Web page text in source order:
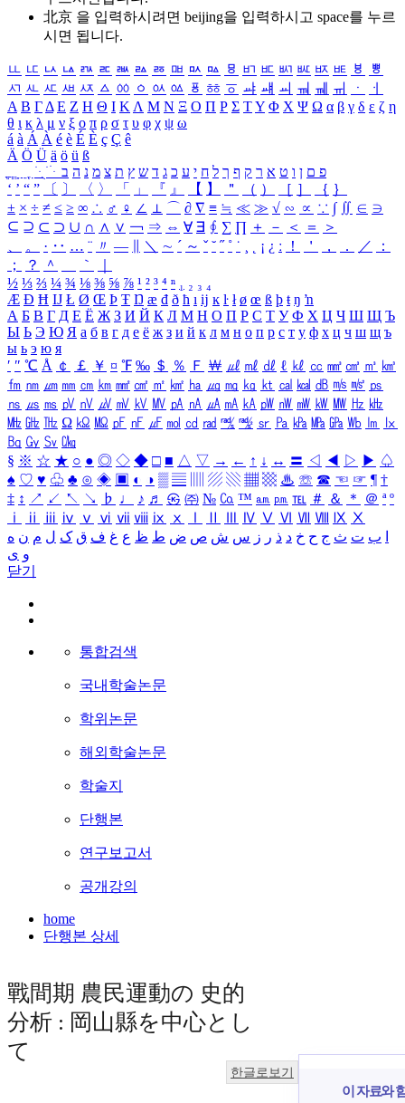
北京 을 입력하시려면 beijing을 입력하시고 space를 누르
시면 됩니다.
ㅥ ㅦ ㅧ ㅨ ㅩ ㅪ ㅫ ㅬ ㅭ ㅮ ㅯ ㅰ ㅱ ㅲ ㅳ ㅴ ㅵ ㅶ ㅷ ㅸ
ㅹ
ㅺ ㅻ ㅼ ㅽ ㅾ ㅿ ㆀ ㆁ ㆂ ㆃ ㆄ ㆅ ㆆ ㆇ ㆈ ㆉ ㆊ ㆋ ㆌ ㆍ
ㆎ
Α Β ΓΔ Ε Ζ Η Θ Ι ΚΛ Μ Ν Ξ Ο Π Ρ Σ ΤΥ Φ Χ Ψ Ω α β γ δ ε ζ η
θ ι κ λ μ ν ξ ο π ρ σ τ υ φ χ ψ ω
á à Á À é è É È ç Ç ê
Ä Ö Ü ä ö ü ß
ִֶֹ ֻּ ׁׂ פ ם ן ו ט א ר ק ף ך ל ח י ע כ ג ד ש ץ ת צ מ נ ה ב
‘ ’ “ ” 〔 〕 〈 〉 「 」 『 』 【 】 ＂ （ ） ［ ］ ｛ ｝
± × ÷ ≠ ≤ ≥ ∞ ∴ ♂ ♀ ∠ ⊥ ⌒ ∂ ∇ ≡ ≒ ≪ ≫ √ ∽ ∝ ∵ ∫ ∬ ∈ ∋
⊆ ⊇ ⊂ ⊃ ∪ ∩ ∧ ∨ ￢ ⇒ ⇔ ∀ ∃ ∮ ∑ ∏ ＋ － ＜ ＝
＞
、
。 · ‥ … ¨ 〃 ― ＼ ∼ ´ ～ ˇ ˘ ˝ ˚ ˙ ¸ ¡ ¿ ː ！ ＇ ， ． ／
：
；
？ ＾ ｀
½ ⅓ ⅔ ¼ ¾ ⅛ ⅜ ⅝ ⅞ ¹ ² ³ ⁴ ⁿ ₁ ₂ ₃ ₄
Æ Ð Ħ Ĳ Ł Ø Œ Þ Ŧ Ŋ æ đ ð ħ ı ĳ ĸ ŀ ł ø œ ß þ ŧ ŋ ŉ
А Б В Г Д Е Ё Ж З И Й К Л М Н О П Р С Т У Ф Х Ц Ч Ш Щ Ъ
Ы Ь Э Ю Я а б в г д е ё ж з и й к л м н о п р с т у ф х ц ч ш щ ъ
ы ь э ю я
′ ″ ℃ Å ￠ ￡ ￥ ¤ ℉ ‰ ＄ ％ Ｆ ￦ ㎕ ㎖ ㎗ ℓ ㎘ ㏄ ㎣ ㎤ ㎥ ㎦
㎙ ㎚ ㎛ ㎜ ㎝ ㎞ ㎟ ㎠ ㎡ ㎢ ㏊ ㎍ ㎎ ㎏ ㏏ ㎈ ㎉ ㏈ ㎧ ㎨ ㎰
㎱ ㎲ ㎳ ㎴ ㎵ ㎶ ㎷ ㎸ ㎹ ㎀ ㎁ ㎂ ㎃ ㎄ ㎺ ㎻ ㎽ ㎾ ㎿ ㎐ ㎑
㎒ ㎓ ㎔ Ω ㏀ ㏁ ㎊ ㎋ ㎌ ㏖ ㏅ ㎭ ㎮ ㎯ ㏛ ㎩ ㎪ ㎫ ㎬ ㏝ ㏐
㏓
㏃ ㏉ ㏜ ㏆
§ ※ ☆ ★ ○ ● ◎ ◇ ◆ □ ■ △ ▽ → ← ↑ ↓ ↔ 〓 ◁ ◀ ▷ ▶ ♤
♠ ♡ ♥ ♧ ♣ ⊙ ◈ ▣ ◐ ◑ ▒ ▤ ▨ ▧ ▦ ▩ ♨ ☏ ☎ ☜ ☞ ¶ †
‡ ↕ ↗ ↙ ↖ ↘ ♭ ♩ ♪ ♬ ㉿ ㈜ № ㏇ ™ ㏂ ㏘ ℡ ＃ ＆ ＊ ＠ ª º
ⅰ
ⅱ ⅲ ⅳ ⅴ ⅵ ⅶ ⅷ ⅸ ⅹ Ⅳ Ⅴ Ⅵ Ⅶ Ⅷ Ⅸ Ⅹ
ب ت ث ج ح خ د ذ ر ز س ش ص ض ط ظ ع غ ف ق ک ل م ن ه
و ی
닫기
통합검색
국내학술논문
학위논문
해외학술논문
학술지
단행본
연구보고서
공개강의
home
단행본 상세
戰間期 農民運動の 史的
分析 : 岡山縣を中心とし
て
한글로보기
이 자료와